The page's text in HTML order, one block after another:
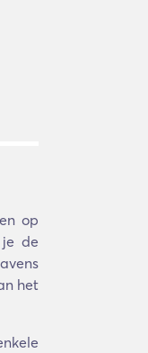
op
je de
het